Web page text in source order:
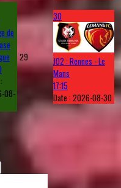
de
08-
29
30
J02 : Rennes - Le
Mans
17:15
Date :2026-08-30